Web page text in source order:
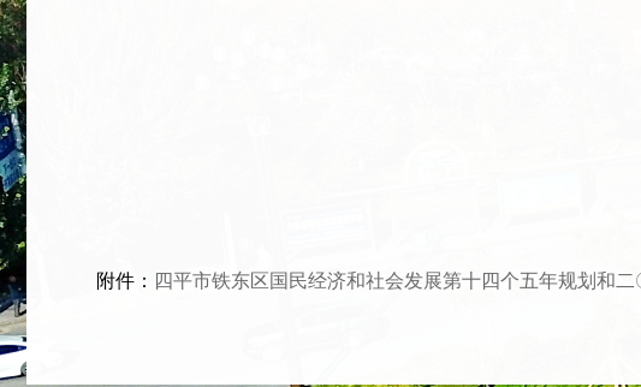
附件： 四平市铁东区国民经济和社会发展第十四个五年规划和